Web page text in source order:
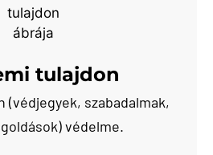
tulajdon
(védjegyek, szabadalmak,
védelme.